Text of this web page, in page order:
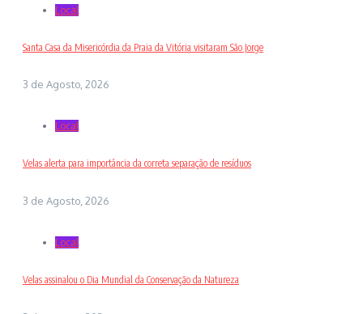
Local
Santa Casa da Misericórdia da Praia da Vitória visitaram São Jorge
3 de Agosto, 2026
Local
Velas alerta para importância da correta separação de resíduos
3 de Agosto, 2026
Local
Velas assinalou o Dia Mundial da Conservação da Natureza